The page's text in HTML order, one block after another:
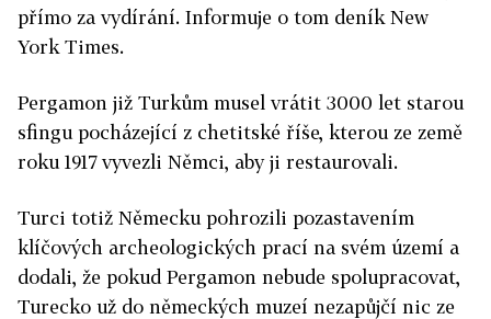
přímo za vydírání. Informuje o tom deník New
York Times.
Pergamon již Turkům musel vrátit 3000 let starou
sfingu pocházející z chetitské říše, kterou ze země
roku 1917 vyvezli Němci, aby ji restaurovali.
Turci totiž Německu pohrozili pozastavením
klíčových archeologických prací na svém území a
dodali, že pokud Pergamon nebude spolupracovat,
Turecko už do německých muzeí nezapůjčí nic ze